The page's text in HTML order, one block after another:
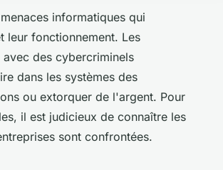
informatiques qui
leur fonctionnement. Les
des cybercriminels
dans les systèmes des
ou extorquer de l'argent. Pour
il est judicieux de connaître les
sont confrontées.